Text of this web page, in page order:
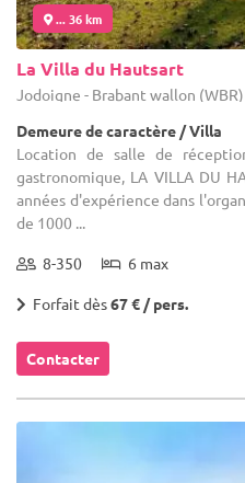
... 36 km
La Villa du Hautsart
Jodoigne - Brabant wallon (WBR)
Demeure de caractère / Villa
Location de salle de
gastronomique, LA VILLA DU
années d'expérience dans
de 1000 ...
8-350 6 max
Forfait dès67 € / pers.
Contacter